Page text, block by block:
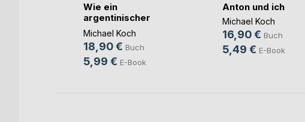
Wie ein
argentinischer
Tango
Michael Koch
18,90 € Buch
5,99 € E-Book
Anton und ich
Michael Koch
16,90 € Buch
5,49 € E-Book